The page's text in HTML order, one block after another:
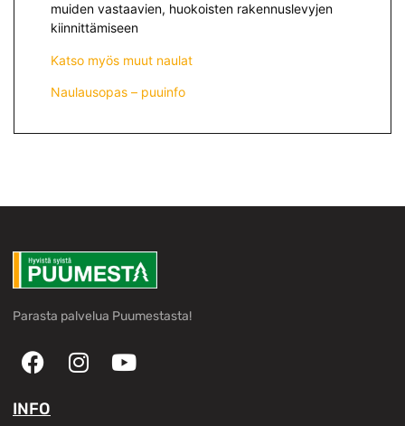
muiden vastaavien, huokoisten rakennuslevyjen
kiinnittämiseen
Katso myös muut naulat
Naulausopas – puuinfo
Parasta palvelua Puumestasta!
INFO